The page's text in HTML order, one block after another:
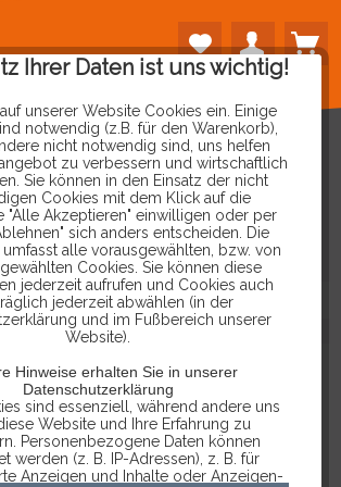
Ihrer Daten ist uns wichtig!
unserer Website Cookies ein. Einige
notwendig (z.B. für den Warenkorb),
nicht notwendig sind, uns helfen
zu verbessern und wirtschaftlich
Sie können in den Einsatz der nicht
Cookies mit dem Klick auf die
"Alle Akzeptieren" einwilligen oder per
sich anders entscheiden. Die
alle vorausgewählten, bzw. von
Cookies. Sie können diese
jederzeit aufrufen und Cookies auch
jederzeit abwählen (in der
und im Fußbereich unserer
Website).
Hinweise erhalten Sie in unserer
Datenschutzerklärung
sind essenziell, während andere uns
Website und Ihre Erfahrung zu
Personenbezogene Daten können
werden (z. B. IP-Adressen), z. B. für
Anzeigen und Inhalte oder Anzeigen-
VON P-GEAR